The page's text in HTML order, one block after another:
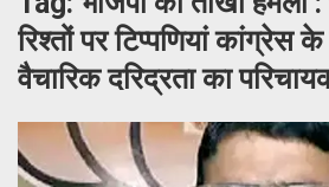
रिश्तों पर टिप्पणियां कांग्रेस
वैचारिक दरिद्रता का